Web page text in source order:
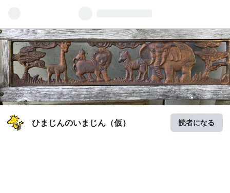
ひまじんのいまじん（仮） 読者になる